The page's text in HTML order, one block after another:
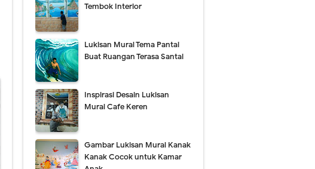
Tembok Interior
Lukisan Mural Tema Pantai
Buat Ruangan Terasa Santai
Inspirasi Desain Lukisan
Mural Cafe Keren
Gambar Lukisan Mural Kanak
Kanak Cocok untuk Kamar